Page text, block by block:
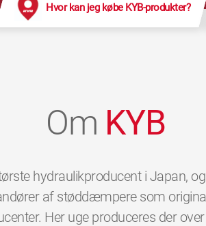
Hvor kan jeg købe KYB-produkter?
Om KYB
hydraulikproducent i Japan,
af støddæmpere som
Her uge produceres der